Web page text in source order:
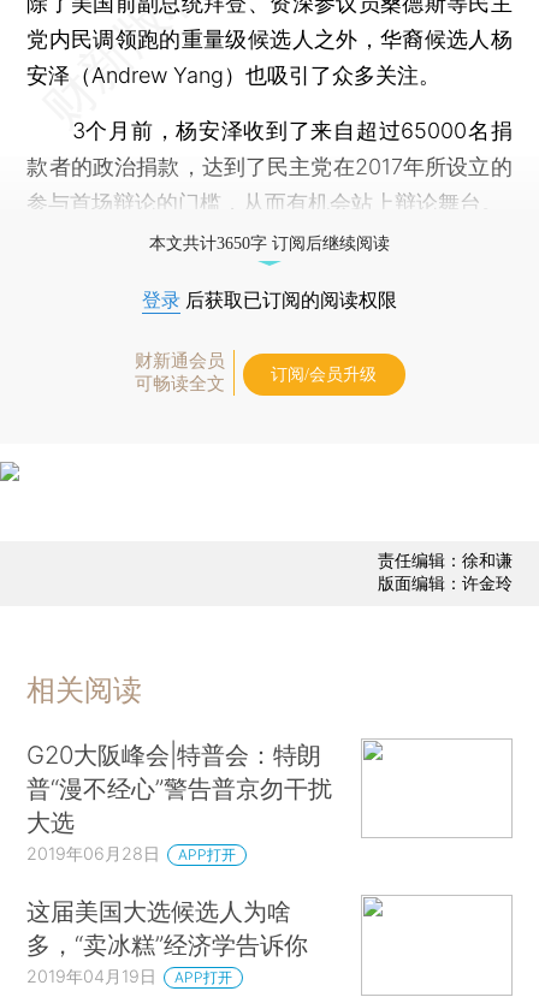
党内民调领跑的重量级候选人之外，华裔候选人杨
安泽（Andrew Yang）也吸引了众多关注。
3个月前，杨安泽收到了来自超过65000名捐
款者的政治捐款，达到了民主党在2017年所设立的
参与首场辩论的门槛，从而有机会站上辩论舞台。
本文共计3650字 订阅后继续阅读
登录 后获取已订阅的阅读权限
财新通会员
可畅读全文
订阅/会员升级
责任编辑：徐和谦
版面编辑：许金玲
相关阅读
G20大阪峰会|特普会：特朗
普“漫不经心”警告普京勿干扰
大选
2019年06月28日 APP打开
这届美国大选候选人为啥
多，“卖冰糕”经济学告诉你
2019年04月19日 APP打开